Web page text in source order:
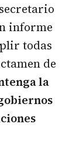
informe
todas
de
la